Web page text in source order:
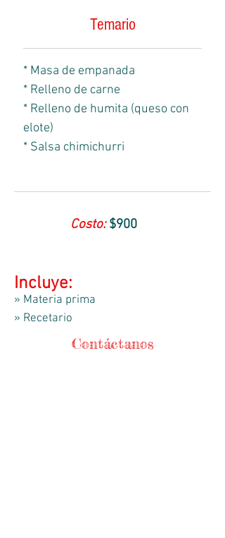
Temario
* Masa de empanada
* Relleno de carne
* Relleno de humita (queso con
elote)
* Salsa chimichurri
Costo: $900
Incluye:
» Materia prima
» Recetario
Contáctanos